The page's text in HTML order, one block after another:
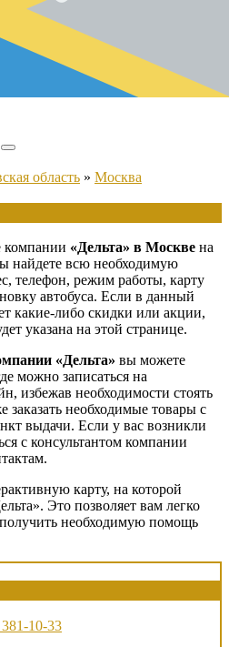
область » Москва
компании «Дельта» в Москве на
найдете всю необходимую
телефон, режим работы, карту
автобуса. Если в данный
какие-либо скидки или акции,
указана на этой странице.
«Дельта» вы можете
можно записаться на
избежав необходимости стоять
заказать необходимые товары с
выдачи. Если у вас возникли
с консультантом компании
карту, на которой
Это позволяет вам легко
необходимую помощь
10-33